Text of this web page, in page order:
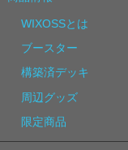
WIXOSSとは
ブースター
構築済デッキ
周辺グッズ
限定商品